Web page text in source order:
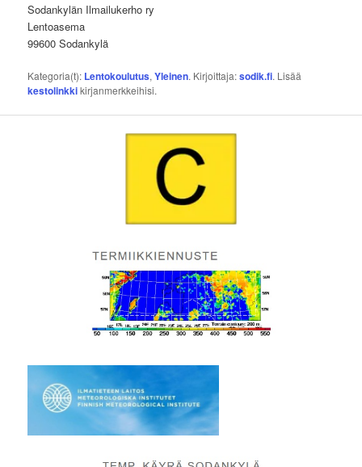
Sodankylän Ilmailukerho ry
Lentoasema
99600 Sodankylä
Kategoria(t): Lentokoulutus,Yleinen. Kirjoittaja:sodik.fi. Lisää
kestolinkkikirjanmerkkeihisi.